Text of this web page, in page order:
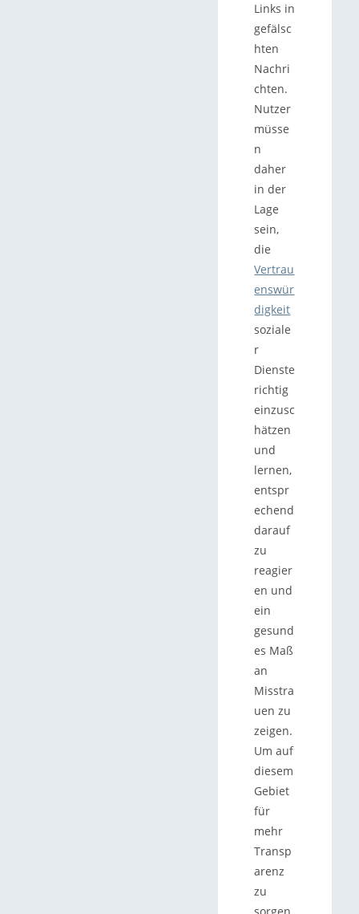
Links in
gefälsc
hten
Nachri
chten.
Nutzer
müsse
n
daher
in der
Lage
sein,
die
Vertrau
enswür
digkeit
soziale
r
Dienste
richtig
einzusc
hätzen
und
lernen,
entspr
echend
darauf
zu
reagier
en und
ein
gesund
es Maß
an
Misstra
uen zu
zeigen.
Um auf
diesem
Gebiet
für
mehr
Transp
arenz
zu